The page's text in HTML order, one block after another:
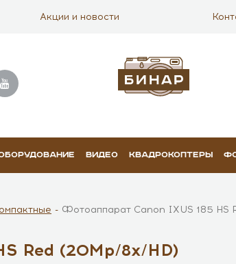
Акции и новости
ВИДЕО КВАДРОКОПТЕРЫ
Фотоаппарат Canon IXUS 185 HS
Red (20Mp/8x/HD)